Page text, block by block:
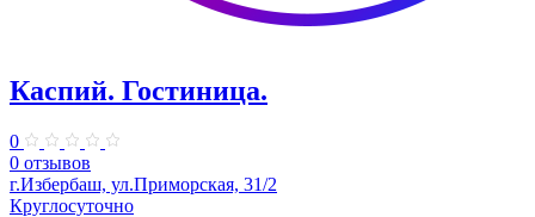
Каспий. Гостиница.
0
0 отзывов
г.Избербаш, ул.Приморская, 31/2
Круглосуточно